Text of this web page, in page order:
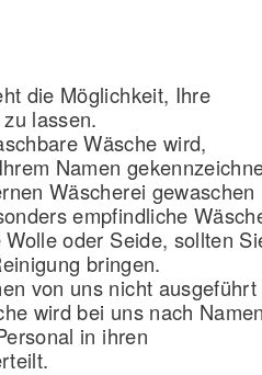
die Möglichkeit, Ihre
lassen.
Wäsche wird,
Namen
Wäscherei gewaschen
empfindliche
oder Seide, sollten
bringen.
von uns nicht ausgeführt
wird bei uns nach
in ihren